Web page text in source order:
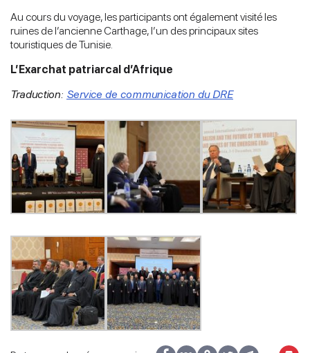
Au cours du voyage, les participants ont également visité les
ruines de l’ancienne Carthage, l’un des principaux sites
touristiques de Tunisie.
L’Exarchat patriarcal d’Afrique
Traduction: Service de communication du DRE